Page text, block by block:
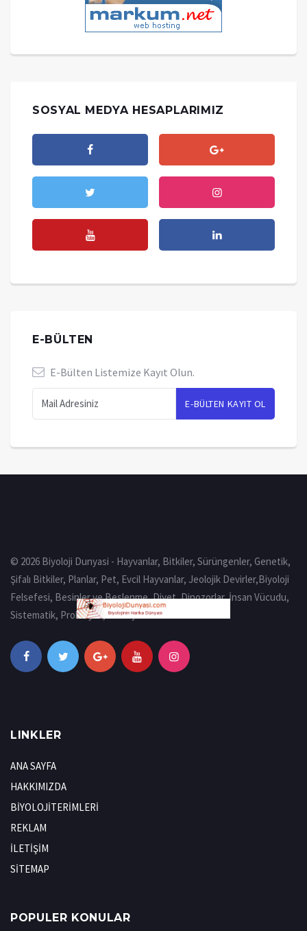
SOSYAL MEDYA HESAPLARIMIZ
E-BÜLTEN
E-Bülten Listemize Kayıt Olun.
© 2026 Biyoloji Dunyasi - Hayvanlar, Bitkiler, Sürüngenler, Genetik,
Şifalı Bitkiler, Planlar, Pet, Evcil Hayvanlar, Jeolojik Devirler,Biyoloji
Felsefesi, Besinler ve Beslenme, Diyet, Dinozorlar, İnsan Vücudu,
Sistematik, Prokaryot, Eukaryot
LINKLER
ANA SAYFA
HAKKIMIZDA
BİYOLOJİTERİMLERİ
REKLAM
İLETİŞİM
SİTEMAP
POPULER KONULAR